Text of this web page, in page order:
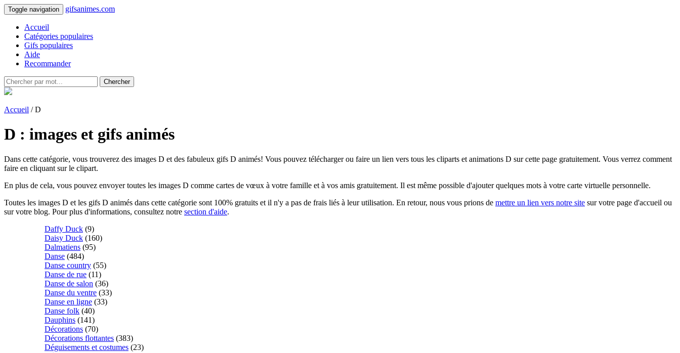
Toggle navigation gifsanimes.com
Accueil
Catégories populaires
Gifs populaires
Aide
Recommander
Chercher
Accueil / D
D : images et gifs animés
Dans cette catégorie, vous trouverez des images D et des fabuleux gifs D animés! Vous pouvez télécharger ou faire un lien vers tous les cliparts et animations D sur cette page gratuitement. Vous verrez comment
faire en cliquant sur le clipart.
En plus de cela, vous pouvez envoyer toutes les images D comme cartes de vœux à votre famille et à vos amis gratuitement. Il est même possible d'ajouter quelques mots à votre carte virtuelle personnelle.
Toutes les images D et les gifs D animés dans cette catégorie sont 100% gratuits et il n'y a pas de frais liés à leur utilisation. En retour, nous vous prions de mettre un lien vers notre site sur votre page d'accueil ou
sur votre blog. Pour plus d'informations, consultez notre section d'aide.
Daffy Duck (9)
Daisy Duck (160)
Dalmatiens (95)
Danse (484)
Danse country (55)
Danse de rue (11)
Danse de salon (36)
Danse du ventre (33)
Danse en ligne (33)
Danse folk (40)
Dauphins (141)
Décorations (70)
Décorations flottantes (383)
Déguisements et costumes (23)